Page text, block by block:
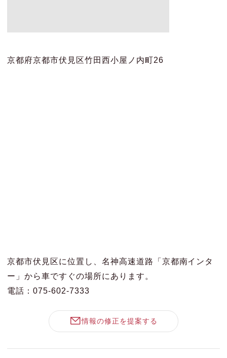
京都府京都市伏見区竹田西小屋ノ内町26
京都市伏見区に位置し、名神高速道路「京都南インタ
ー」から車ですぐの場所にあります。
電話：075-602-7333
情報の修正を提案する